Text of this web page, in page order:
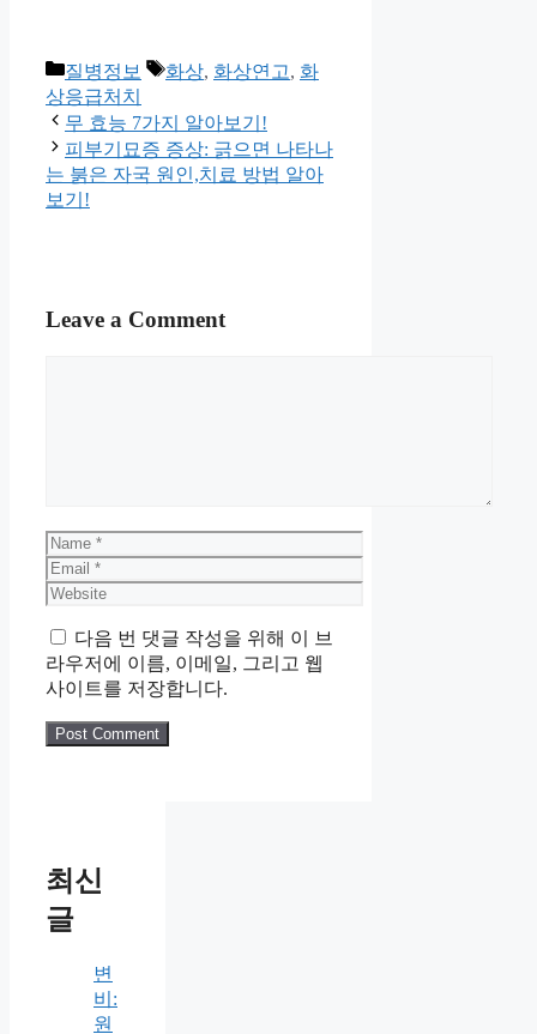
Categories
질병정보 Tags
화상, 화상연고, 화
상응급처치
무 효능 7가지 알아보기!
피부기묘증 증상: 긁으면 나타나
는 붉은 자국 원인,치료 방법 알아
보기!
Leave a Comment
Name
Email
Website
다음 번 댓글 작성을 위해 이 브
라우저에 이름, 이메일, 그리고 웹
사이트를 저장합니다.
최신
글
변
비:
원